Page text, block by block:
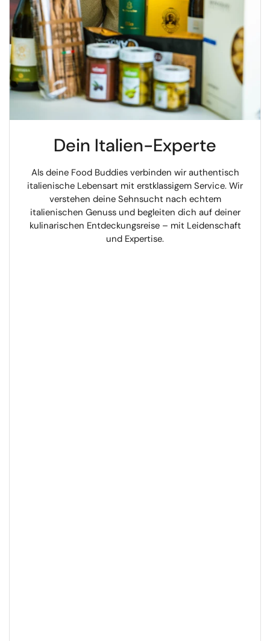
Dein Italien-Experte
Als deine Food Buddies verbinden wir authentisch
italienische Lebensart mit erstklassigem Service. Wir
verstehen deine Sehnsucht nach echtem
italienischen Genuss und begleiten dich auf deiner
kulinarischen Entdeckungsreise – mit Leidenschaft
und Expertise.